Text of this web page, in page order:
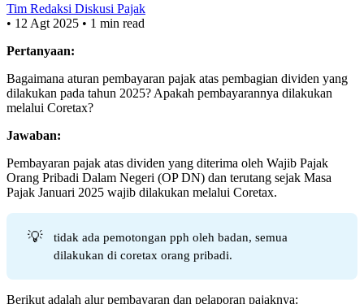
Tim Redaksi Diskusi Pajak
• 12 Agt 2025 • 1 min read
Pertanyaan:
Bagaimana aturan pembayaran pajak atas pembagian dividen yang
dilakukan pada tahun 2025? Apakah pembayarannya dilakukan
melalui Coretax?
Jawaban:
Pembayaran pajak atas dividen yang diterima oleh Wajib Pajak
Orang Pribadi Dalam Negeri (OP DN) dan terutang sejak Masa
Pajak Januari 2025 wajib dilakukan melalui Coretax.
💡
tidak ada pemotongan pph oleh badan, semua
dilakukan di coretax orang pribadi.
Berikut adalah alur pembayaran dan pelaporan pajaknya: